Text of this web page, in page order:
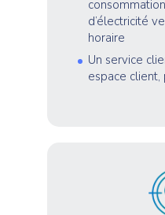
d’électricité
horaire
Un service
espace